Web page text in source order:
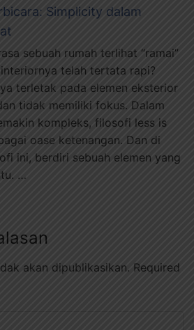
Simplicity dalam
sebuah rumah terlihat “ramai”
telah tertata rapi?
terletak pada elemen eksterior
tidak memiliki fokus. Dalam
kompleks, filosofi less is
oase ketenangan. Dan di
ini, berdiri sebuah elemen yang
…
akan dipublikasikan. Required